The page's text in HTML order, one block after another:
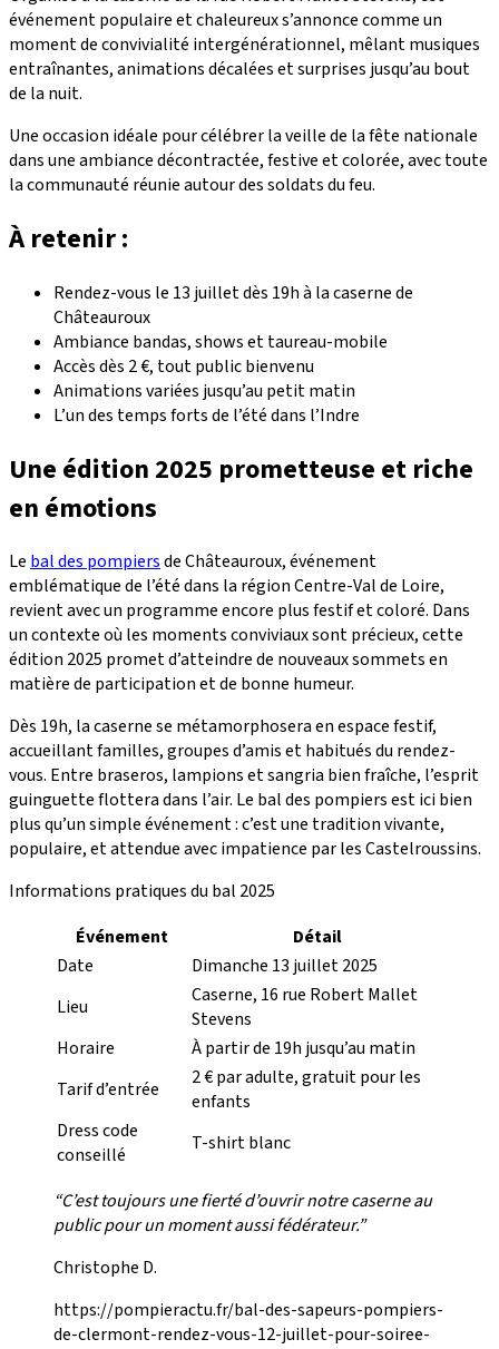
événement populaire et chaleureux s’annonce comme un
moment de convivialité intergénérationnel, mêlant musiques
entraînantes, animations décalées et surprises jusqu’au bout
de la nuit.
Une occasion idéale pour célébrer la veille de la fête nationale
dans une ambiance décontractée, festive et colorée, avec toute
la communauté réunie autour des soldats du feu.
À retenir :
Rendez-vous le 13 juillet dès 19h à la caserne de
Châteauroux
Ambiance bandas, shows et taureau-mobile
Accès dès 2 €, tout public bienvenu
Animations variées jusqu’au petit matin
L’un des temps forts de l’été dans l’Indre
Une édition 2025 prometteuse et riche
en émotions
Lebal des pompiersde Châteauroux, événement
emblématique de l’été dans la région Centre-Val de Loire,
revient avec un programme encore plus festif et coloré. Dans
un contexte où les moments conviviaux sont précieux, cette
édition 2025 promet d’atteindre de nouveaux sommets en
matière de participation et de bonne humeur.
Dès 19h, la caserne se métamorphosera en espace festif,
accueillant familles, groupes d’amis et habitués du rendez-
vous. Entre braseros, lampions et sangria bien fraîche, l’esprit
guinguette flottera dans l’air. Le bal des pompiers est ici bien
plus qu’un simple événement : c’est une tradition vivante,
populaire, et attendue avec impatience par les Castelroussins.
Informations pratiques du bal 2025
Événement
Détail
Date
Dimanche 13 juillet 2025
Lieu
Caserne, 16 rue Robert Mallet
Stevens
Horaire
À partir de 19h jusqu’au matin
Tarif d’entrée
2 € par adulte, gratuit pour les
enfants
Dress code
conseillé
T-shirt blanc
“C’est toujours une fierté d’ouvrir notre caserne au
public pour un moment aussi fédérateur.”
Christophe D.
https://pompieractu.fr/bal-des-sapeurs-pompiers-
de-clermont-rendez-vous-12-juillet-pour-soiree-